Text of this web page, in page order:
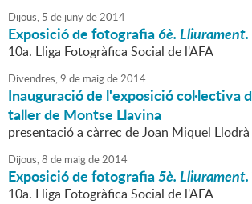
Dijous, 5 de junyde2014
Exposició de fotografia6è.
10a. Lliga Fotogràfica Social de l'AFA
Divendres,9 de maigde2014
Inauguració de l'exposició col·lectiva
taller de Montse Llavina
presentació a càrrec de Joan Miquel Llodrà
Dijous,8 de maigde2014
Exposició de fotografia5è. Lliurament.
10a. Lliga Fotogràfica Social de l'AFA